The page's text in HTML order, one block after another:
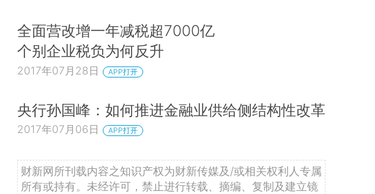
全面营改增一年减税超7000亿
个别企业税负为何反升
2017年07月28日 APP打开
央行孙国峰：如何推进金融业供给侧结构性改革
2017年07月06日 APP打开
财新网所刊载内容之知识产权为财新传媒及/或相关权利人专属
所有或持有。未经许可，禁止进行转载、摘编、复制及建立镜